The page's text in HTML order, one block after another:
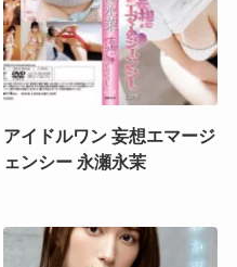
アイドルワン 妄想エマージ
ェンシー 永瀬永茉